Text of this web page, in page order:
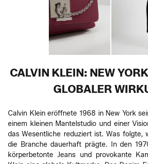
CALVIN KLEIN: NEW
GLOBALER
Calvin Klein eröffnete 1968 in New York
einem kleinen Mantelstudio und einer
das Wesentliche reduziert ist. Was folgte,
die Branche dauerhaft prägte. In den
körperbetonte Jeans und provokante